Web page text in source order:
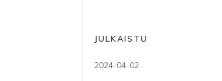
JULKAISTU
2024-04-02